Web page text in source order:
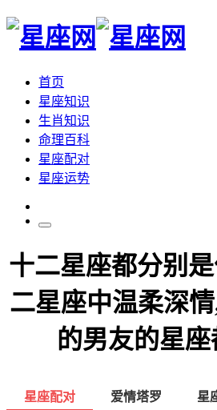
首页
星座知识
生肖知识
命理百科
星座配对
星座运势
十二星座都分别
二星座中温柔深
的男友的星
星座配对 爱情塔罗 星